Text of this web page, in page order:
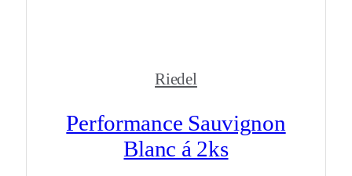
Riedel
Performance Sauvignon
Blanc á 2ks